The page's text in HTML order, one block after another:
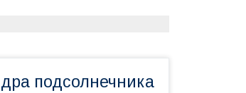
подсолнечника